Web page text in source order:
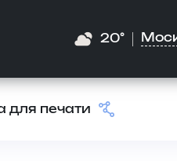
20°
для печати